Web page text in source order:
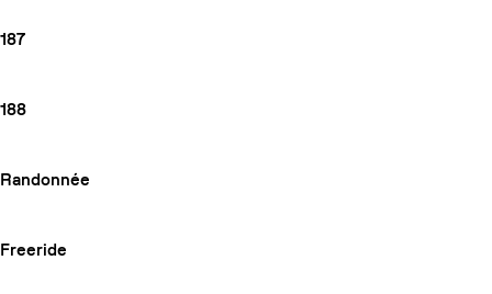
187
188
Randonnée
Freeride